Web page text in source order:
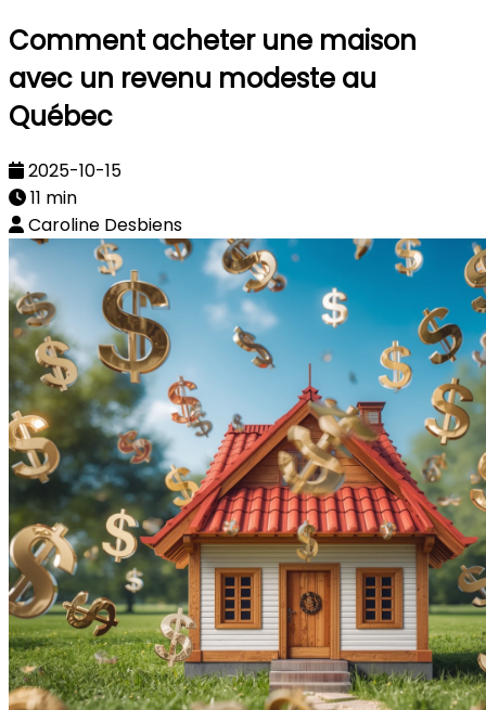
Comment acheter une maison
avec un revenu modeste au
Québec
2025-10-15
11 min
Caroline Desbiens